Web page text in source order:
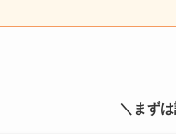
＼まず